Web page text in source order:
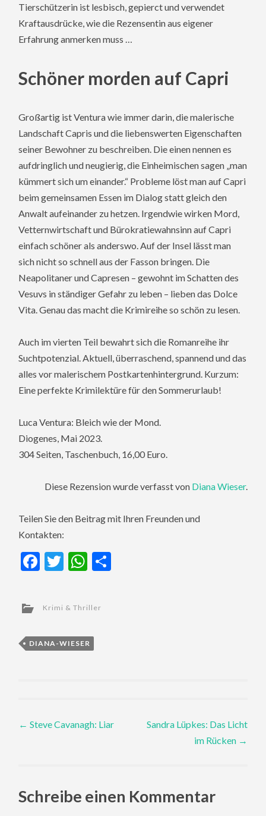
Tierschützerin ist lesbisch, gepierct und verwendet
Kraftausdrücke, wie die Rezensentin aus eigener
Erfahrung anmerken muss …
Schöner morden auf Capri
Großartig ist Ventura wie immer darin, die malerische
Landschaft Capris und die liebenswerten Eigenschaften
seiner Bewohner zu beschreiben. Die einen nennen es
aufdringlich und neugierig, die Einheimischen sagen „man
kümmert sich um einander.“ Probleme löst man auf Capri
beim gemeinsamen Essen im Dialog statt gleich den
Anwalt aufeinander zu hetzen. Irgendwie wirken Mord,
Vetternwirtschaft und Bürokratiewahnsinn auf Capri
einfach schöner als anderswo. Auf der Insel lässt man
sich nicht so schnell aus der Fasson bringen. Die
Neapolitaner und Capresen – gewohnt im Schatten des
Vesuvs in ständiger Gefahr zu leben – lieben das Dolce
Vita. Genau das macht die Krimireihe so schön zu lesen.
Auch im vierten Teil bewahrt sich die Romanreihe ihr
Suchtpotenzial. Aktuell, überraschend, spannend und das
alles vor malerischem Postkartenhintergrund. Kurzum:
Eine perfekte Krimilektüre für den Sommerurlaub!
Luca Ventura: Bleich wie der Mond.
Diogenes, Mai 2023.
304 Seiten, Taschenbuch, 16,00 Euro.
Diese Rezension wurde verfasst von Diana Wieser.
Teilen Sie den Beitrag mit Ihren Freunden und
Kontakten:
Facebook
TwitterWhatsApp
Krimi & Thriller
DIANA-WIESER
Post
← Steve Cavanagh: Liar
Sandra Lüpkes: Das Licht
im Rücken →
Schreibe einen Kommentar